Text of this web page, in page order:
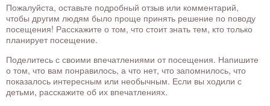
Пожалуйста, оставьте подробный отзыв или комментарий,
чтобы другим людям было проще принять решение по поводу
посещения! Расскажите о том, что стоит знать тем, кто только
планирует посещение.
Поделитесь с своими впечатлениями от посещения. Напишите
о том, что вам понравилось, а что нет, что запомнилось, что
показалось интересным или необычным. Если вы ходили с
детьми, расскажите об их впечатлениях.